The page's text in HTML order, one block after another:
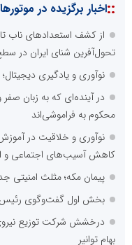
::اخبار برگزیده در
از کشف استعدادهای ناب تا
تحول‌آفرین شنای ایران در
نوآوری و یادگیری
در آینده‌ای که به زبان
محکوم به فراموشی‌اند
نوآوری و خلاقیت در
کاهش آسیب‌های اجتماعی و
پیمان مکه؛ مثلث امنیتی
بخش اول گفت‌وگوی
درخشش شرکت توزیع نیروی
بهام توانیر